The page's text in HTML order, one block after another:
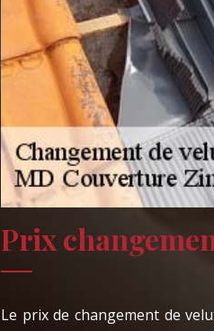
Prix
Le prix de changement de